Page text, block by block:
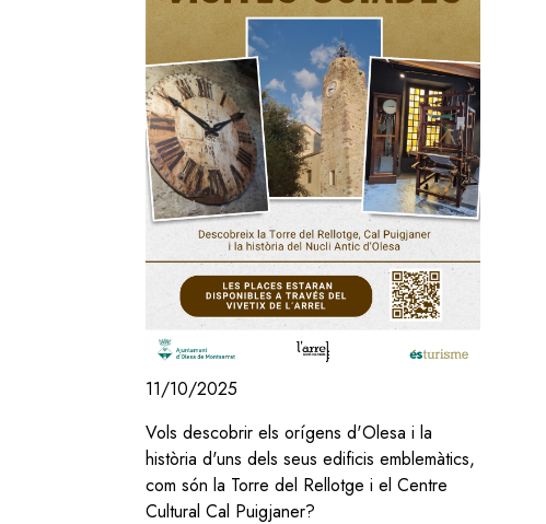
11/10/2025
Vols descobrir els orígens d'Olesa i la
història d'uns dels seus edificis emblemàtics,
com són la Torre del Rellotge i el Centre
Cultural Cal Puigjaner?